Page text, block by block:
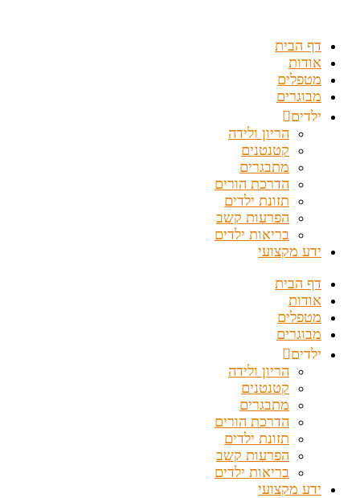
דף הבית
אודות
מטפלים
מבוגרים
ילדים
הריון ולידה
קטנטנים
מתבגרים
הדרכת הורים
תזונת ילדים
הפרעות קשב
בריאות ילדים
ידע מקצועי
דף הבית
אודות
מטפלים
מבוגרים
ילדים
הריון ולידה
קטנטנים
מתבגרים
הדרכת הורים
תזונת ילדים
הפרעות קשב
בריאות ילדים
ידע מקצועי